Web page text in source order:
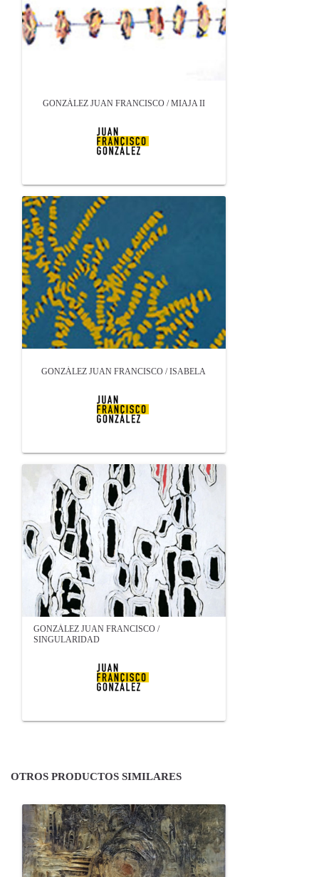
GONZÁLEZ JUAN FRANCISCO / MIAJA II
GONZÁLEZ JUAN FRANCISCO / ISABELA
GONZÁLEZ JUAN FRANCISCO /
SINGULARIDAD
OTROS PRODUCTOS SIMILARES